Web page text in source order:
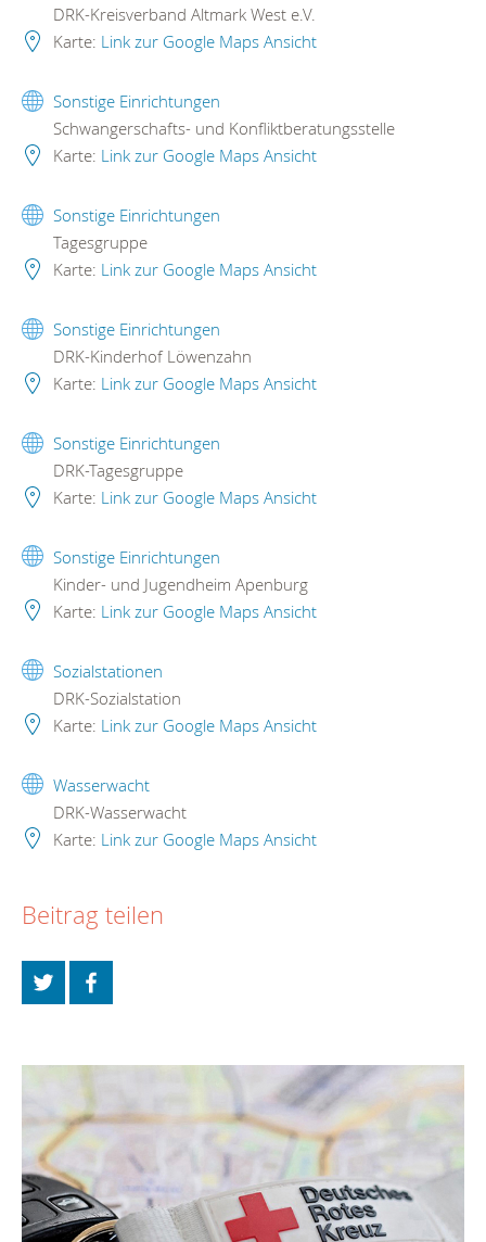
DRK-Kreisverband Altmark West e.V.
Karte: Link zur Google Maps Ansicht
Sonstige Einrichtungen
Schwangerschafts- und Konfliktberatungsstelle
Karte: Link zur Google Maps Ansicht
Sonstige Einrichtungen
Tagesgruppe
Karte: Link zur Google Maps Ansicht
Sonstige Einrichtungen
DRK-Kinderhof Löwenzahn
Karte: Link zur Google Maps Ansicht
Sonstige Einrichtungen
DRK-Tagesgruppe
Karte: Link zur Google Maps Ansicht
Sonstige Einrichtungen
Kinder- und Jugendheim Apenburg
Karte: Link zur Google Maps Ansicht
Sozialstationen
DRK-Sozialstation
Karte: Link zur Google Maps Ansicht
Wasserwacht
DRK-Wasserwacht
Karte: Link zur Google Maps Ansicht
Beitrag teilen